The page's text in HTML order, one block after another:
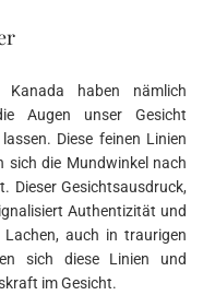
haben nämlich
Augen unser Gesicht
Diese feinen Linien
sich die Mundwinkel nach
Dieser Gesichtsausdruck,
Authentizität und
auch in traurigen
sich diese Linien und
im Gesicht.